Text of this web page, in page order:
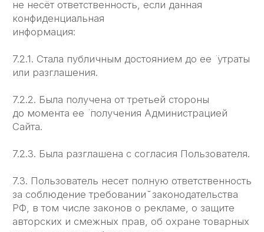
Заполните форму
под потребности вашего бизнеса
Подключим сервис за 15 минут
Проведём обучение для всей команды